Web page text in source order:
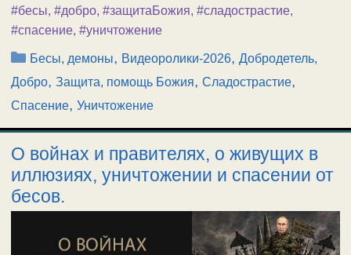
#бесы, #добро, #защитаБожия, #сладострастие,
#спасение, #уничтожение
Рубрики
Бесы, демоны, Видеоролики-2026,Добродетель,
Добро, Защита, помощь Божия, Сладострастие,
Спасение, Уничтожение
О войнах и правителях, о живущих в
иллюзиях, уничтожении и спасении от
бесов.